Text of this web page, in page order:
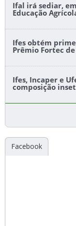
Ifal irá sediar,
Educação
Ifes obtém
Prêmio Fortec
Ifes, Incaper e
composição
Facebook